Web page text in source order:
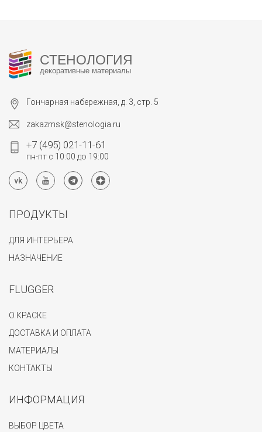
СТЕНОЛОГИЯ
декоративные материалы
Гончарная набережная, д. 3, стр. 5
zakazmsk@stenologia.ru
+7 (495) 021-11-61
пн-пт с 10:00 до 19:00
ПРОДУКТЫ
ДЛЯ ИНТЕРЬЕРА
НАЗНАЧЕНИЕ
FLUGGER
О КРАСКЕ
ДОСТАВКА И ОПЛАТА
МАТЕРИАЛЫ
КОНТАКТЫ
ИНФОРМАЦИЯ
ВЫБОР ЦВЕТА